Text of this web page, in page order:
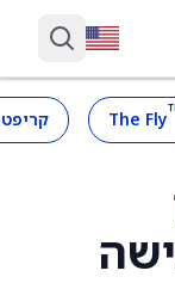
The Fly